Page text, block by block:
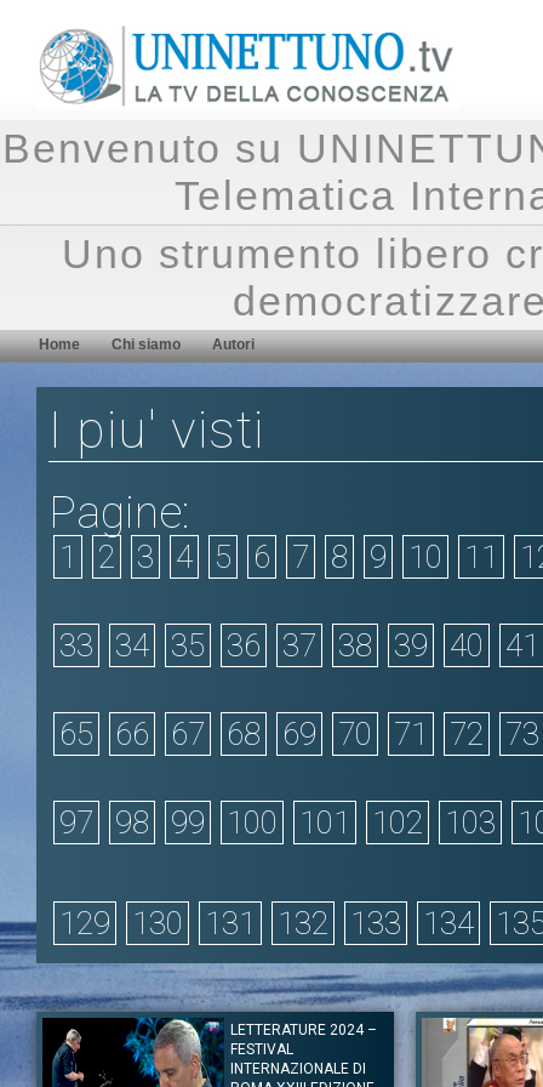
Benvenuto su
Telematica
Uno strumento libero
Home Chi siamo Autori
I piu' visti
Pagine:
1 2 3 4 5 6 7 8 9 10 11
33 34 35 36 37 38 39 40 41
65 66 67 68 69 70 71 72 73
97 98 99 100 101 102 103
129 130 131 132 133 134
LETTERATURE 2024 –
FESTIVAL
INTERNAZIONALE DI